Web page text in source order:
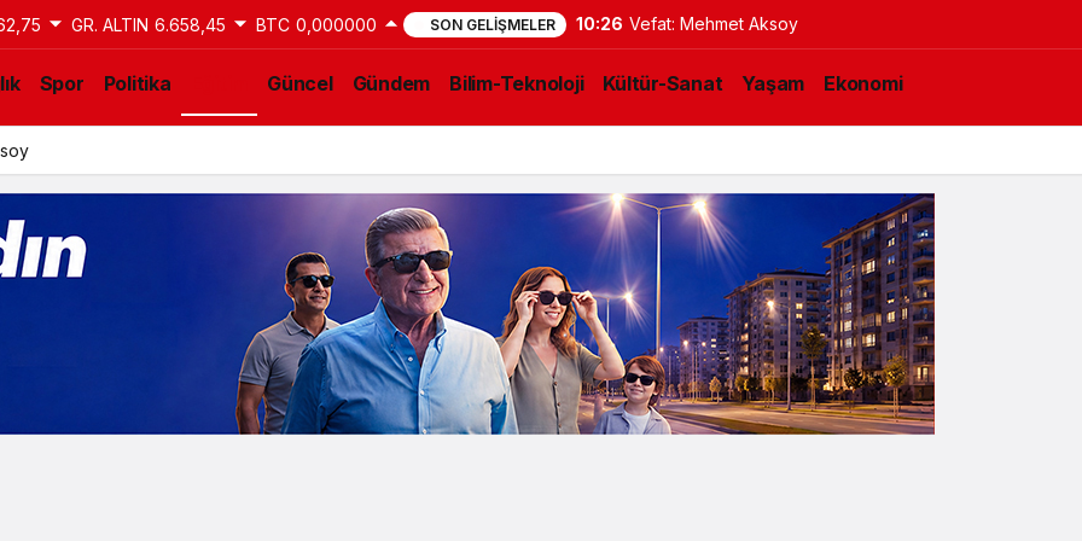
GR. ALTIN 6.658,45 BTC 0,000000 SON GELIŞMELER 10:26 Vefat: Mehmet Aksoy
Spor Politika Güncel Gündem Bilim-Teknoloji Kültür-Sanat Yaşam Ekonomi